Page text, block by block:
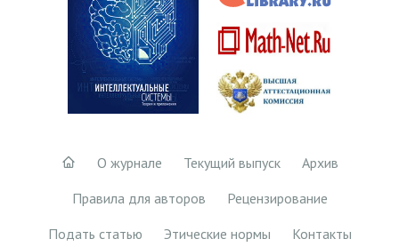
О журнале Текущий выпуск
Архив
Правила для авторов
Рецензирование
Подать статью
Этические нормы Контакты